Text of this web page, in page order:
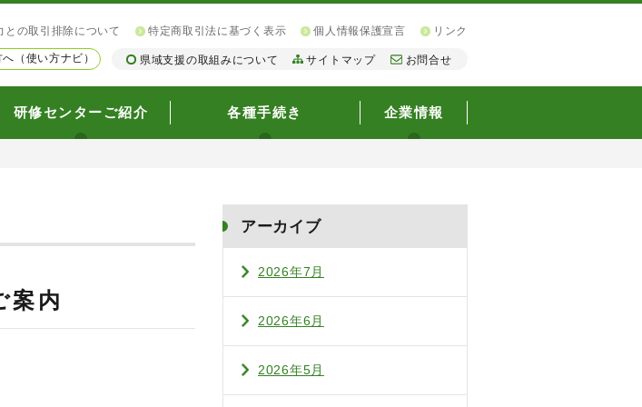
との取引排除について 特定商取引法に基づく表示 個人情報保護宣言 リンク
（使い方ナビ） 県域支援の取組みについて サイトマップ お問合せ
研修センターご紹介 各種手続き 企業情報
案内
アーカイブ
2026年7月
2026年6月
2026年5月